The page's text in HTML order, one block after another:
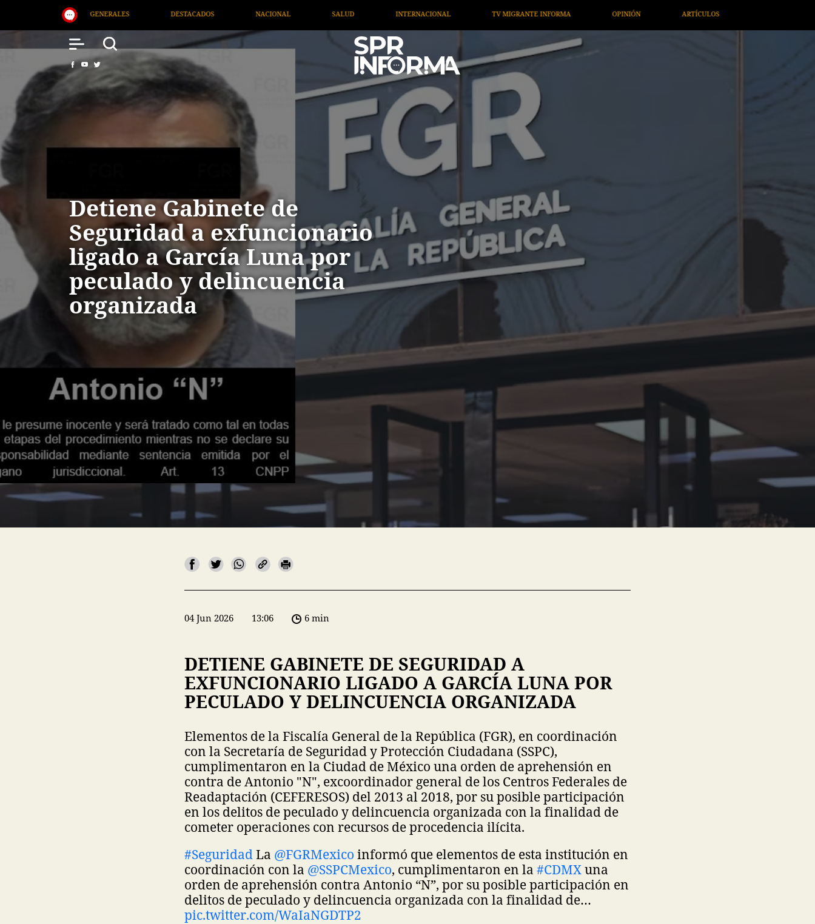
DESTACADOS NACIONAL SALUD INTERNACIONAL TV MIGRANTE INFORMA OPINIÓN ARTÍCULOS ARTE / ENTRETENIMIENTO
Detiene Gabinete de
Seguridad a exfuncionario
ligado a García Luna por
peculado y delincuencia
organizada
04 Jun 2026 13:06 6 min
DETIENE GABINETE DE SEGURIDAD A
EXFUNCIONARIO LIGADO A GARCÍA LUNA POR
PECULADO Y DELINCUENCIA ORGANIZADA
Elementos de la Fiscalía General de la República (FGR), en coordinación
con la Secretaría de Seguridad y Protección Ciudadana (SSPC),
cumplimentaron en la Ciudad de México una orden de aprehensión en
contra de Antonio "N", excoordinador general de los Centros Federales de
Readaptación (CEFERESOS) del 2013 al 2018, por su posible participación
en los delitos de peculado y delincuencia organizada con la finalidad de
cometer operaciones con recursos de procedencia ilícita.
#SeguridadLa @FGRMexico informó que elementos de esta institución en
coordinación con la @SSPCMexico, cumplimentaron en la #CDMXuna
orden de aprehensión contra Antonio “N”, por su posible participación en
delitos de peculado y delincuencia organizada con la finalidad de…
pic.twitter.com/WaIaNGDTP2